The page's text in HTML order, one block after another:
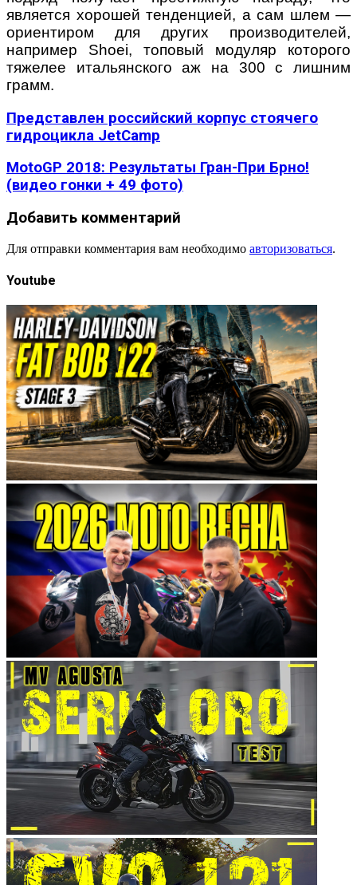
является хорошей тенденцией, а сам шлем —
ориентиром для других производителей,
например Shoei, топовый модуляр которого
тяжелее итальянского аж на 300 с лишним
грамм.
Представлен российский корпус стоячего
гидроцикла JetCamp
MotoGP 2018: Результаты Гран-При Брно!
(видео гонки + 49 фото)
Добавить комментарий
Для отправки комментария вам необходимо авторизоваться.
Youtube